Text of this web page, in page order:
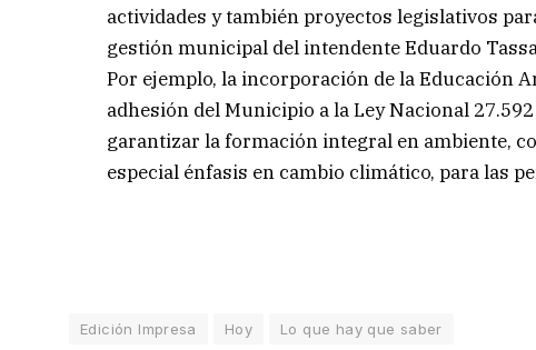
actividades y también proyectos legislativos
gestión municipal del intendente Eduardo
Por ejemplo, la incorporación de la Educación
adhesión del Municipio a la Ley Nacional
garantizar la formación integral en ambiente,
especial énfasis en cambio climático, para las
Edición Impresa Hoy Lo que hay que saber